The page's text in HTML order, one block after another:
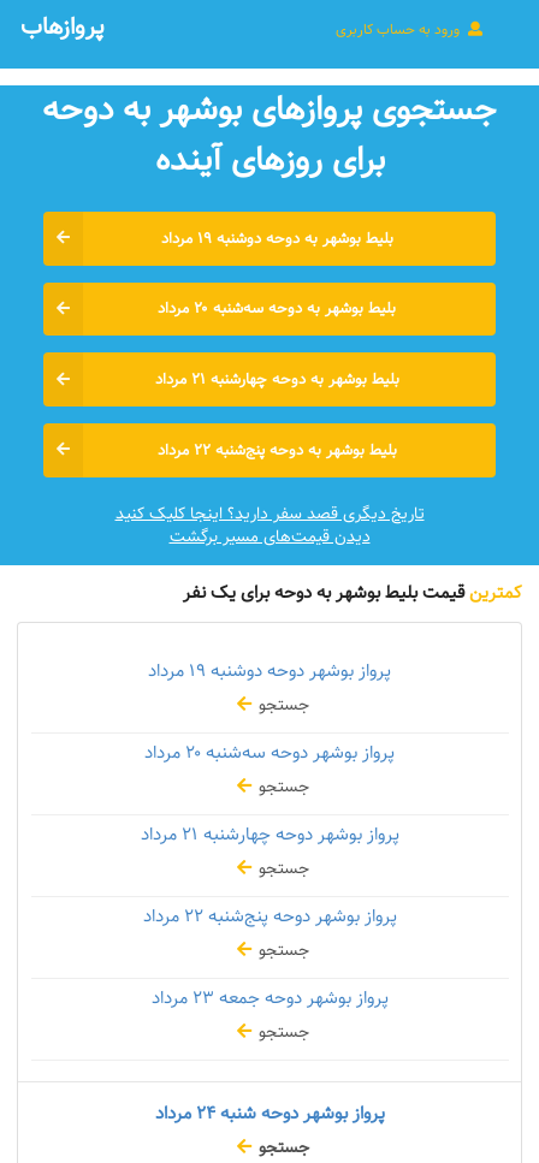
ورود به حساب کاربری پروازهاب
جستجوی پروازهای بوشهر به دوحه
برای روزهای آينده
بلیط بوشهر به دوحه دوشنبه ۱۹ مرداد
بلیط بوشهر به دوحه سه‌شنبه ۲۰ مرداد
بلیط بوشهر به دوحه چهارشنبه ۲۱ مرداد
بلیط بوشهر به دوحه پنج‌شنبه ۲۲ مرداد
تاریخ دیگری قصد سفر دارید؟ اینجا کلیک کنید
دیدن قیمت‌های مسیر برگشت
کمترینقیمت بلیط بوشهر به دوحه برای یک نفر
پرواز بوشهر دوحه دوشنبه
جستجو
پرواز بوشهر دوحه سه‌شنبه
جستجو
پرواز بوشهر دوحه چهارشنبه
جستجو
پرواز بوشهر دوحه پنج‌شنبه۲۲ مرداد
جستجو
پرواز بوشهر دوحه جمعه
جستجو
پرواز بوشهر دوحه شنبه۲۴ مرداد
جستجو